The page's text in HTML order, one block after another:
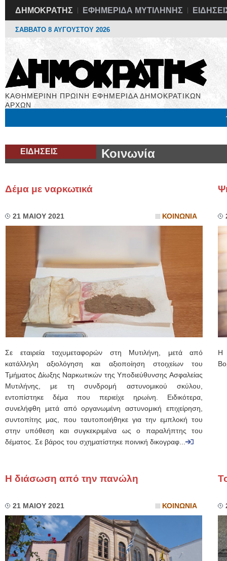
ΔΗΜΟΚΡΑΤΗΣ ΕΦΗΜΕΡΙΔΑ ΜΥΤΙΛΗΝΗΣ
ΣΑΒΒΑΤΟ 8 ΑΥΓΟΥΣΤΟΥ 2026
ΚΑΘΗΜΕΡΙΝΗ ΠΡΩΙΝΗ ΕΦΗΜΕΡΙΔΑ ΔΗΜΟΚΡΑΤΙΚΩΝ
ΑΡΧΩΝ
ΕΙΔΗΣΕΙΣ Κοινωνία
Δέμα με ναρκωτικά
21 ΜΑΙΟΥ 2021 ΚΟΙΝΩΝΙΑ
Σε εταιρεία ταχυμεταφορών στη Μυτιλήνη, μετά από
κατάλληλη αξιολόγηση και αξιοποίηση στοιχείων του
Τμήματος Δίωξης Ναρκωτικών της Υποδιεύθυνσης Ασφαλείας
Μυτιλήνης, με τη συνδρομή αστυνομικού σκύλου,
εντοπίστηκε δέμα που περιείχε ηρωίνη. Ειδικότερα,
συνελήφθη μετά από οργανωμένη αστυνομική επιχείρηση,
συντοπίτης μας, που ταυτοποιήθηκε για την εμπλοκή του
στην υπόθεση και συγκεκριμένα ως ο παραλήπτης του
δέματος. Σε βάρος του σχηματίστηκε ποινική δικογραφ...
Η
Η διάσωση από την πανώλη
21 ΜΑΙΟΥ 2021 ΚΟΙΝΩΝΙΑ